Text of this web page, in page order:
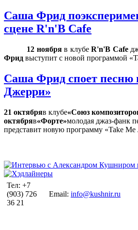
Саша Фрид
сцене R'n'B Cafe
12 ноябряв клубеR'n'B Cafe
Фрид выступит с новой программой
Саша Фрид споет песню
Джерри»
21 октябряв клубе«Союз
октябряв«Форте»молодая джаз-фанк
представит новую программу «Take Me
Тел: +7
(903) 726
36 21
Email: info@kushnir.ru